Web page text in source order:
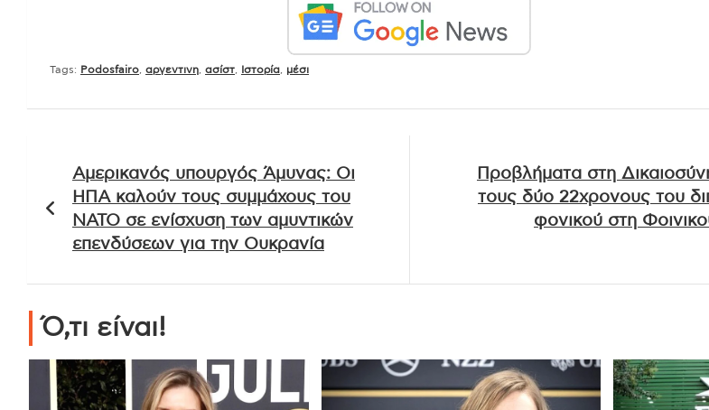
Tags: Podosfairo αργεντινη ασίστ Ιστορία μέσι
άρθρων
Αμερικανός υπουργός Άμυνας: Οι
ΗΠΑ καλούν τους συμμάχους του
ΝΑΤΟ σε ενίσχυση των αμυντικών
επενδύσεων για την Ουκρανία
Προβλήματα στη
τους δύο 22χρονους του
φονικού στη
Ό,τι είναι!